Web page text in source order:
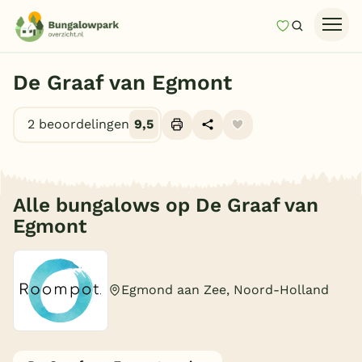
MijnZoeken
Last minutes
Top 12 aanbiedingen
Vakantiehuizen
De Graaf van Egmont
2 beoordelingen 9,5
Alle bungalows op De Graaf van
Egmont
Egmond aan Zee, Noord-Holland
Ga naar
Type
Rookvrije bungalow